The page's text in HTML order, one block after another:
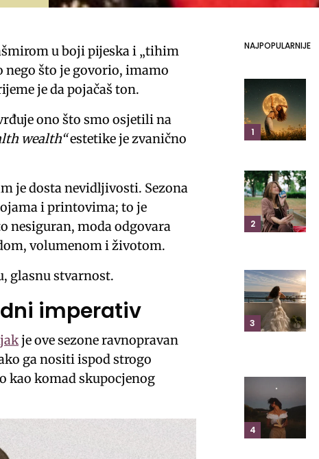
u boji pijeska i „tihim
nego što je govorio, imamo
je da pojačaš ton.
ono što smo osjetili na
wealth“estetike je zvanično
je dosta nevidljivosti. Sezona
i printovima; to je
nesiguran, moda odgovara
volumenom i životom.
glasnu stvarnost.
imperativ
je ove sezone ravnopravan
ga nositi ispod strogo
kao komad skupocjenog
NAJPOPULARNIJE
1
2
3
4